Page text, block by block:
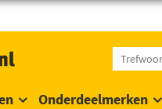
Onderdeelmerken